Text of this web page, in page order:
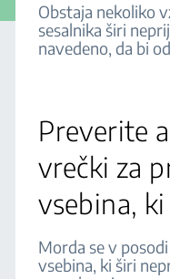
Obstaja nekoliko
sesalnika širi
navedeno, da bi
Preverite
vrečki za
vsebina,
Morda se v
vsebina, ki širi